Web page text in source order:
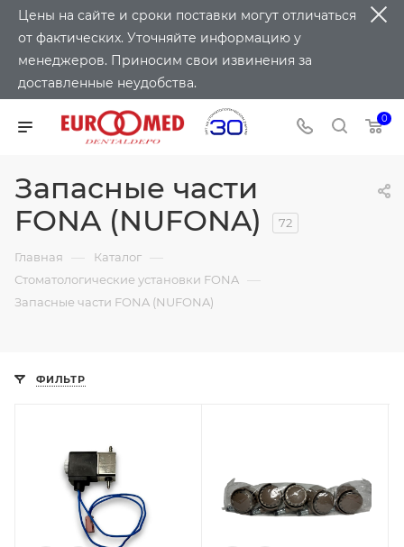
Цены на сайте и сроки поставки могут отличаться
от фактических. Уточняйте информацию у
менеджеров. Приносим свои извинения за
доставленные неудобства.
0
Запасные части
FONA (NUFONA)
72
Главная — Каталог —
Стоматологические установки FONA —
Запасные части FONA (NUFONA)
ФИЛЬТР